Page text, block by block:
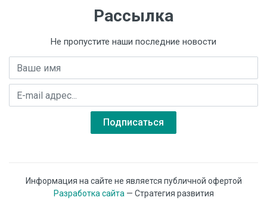
Рассылка
Не пропустите наши последние новости
Подписаться
Информация на сайте не является публичной офертой
Разработка сайта — Стратегия развития